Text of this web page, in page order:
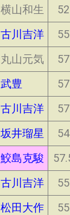
横山和生
52
古川吉洋
55
丸山元気
57
武豊
57
古川吉洋
57
坂井瑠星
54
鮫島克駿
古川吉洋
55
松田大作 55